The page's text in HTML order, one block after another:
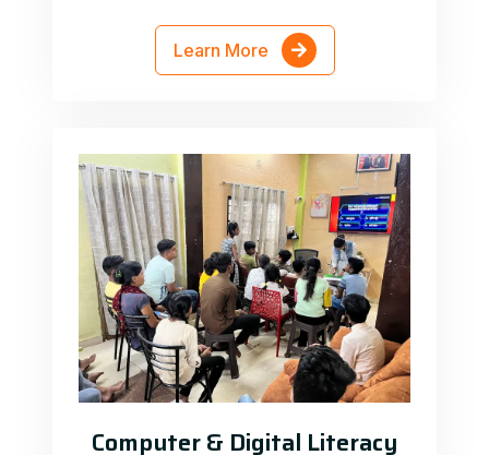
Learn More
Computer & Digital Literacy